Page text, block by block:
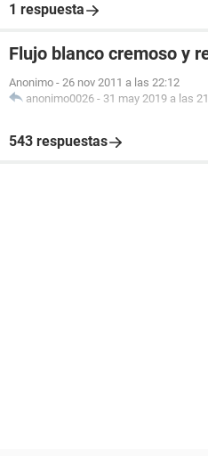
1 respuesta
Flujo blanco cremoso y
Anonimo - 26 nov 2011 a las 22:12
anonimo0026 - 31 may 2019 a las
543 respuestas